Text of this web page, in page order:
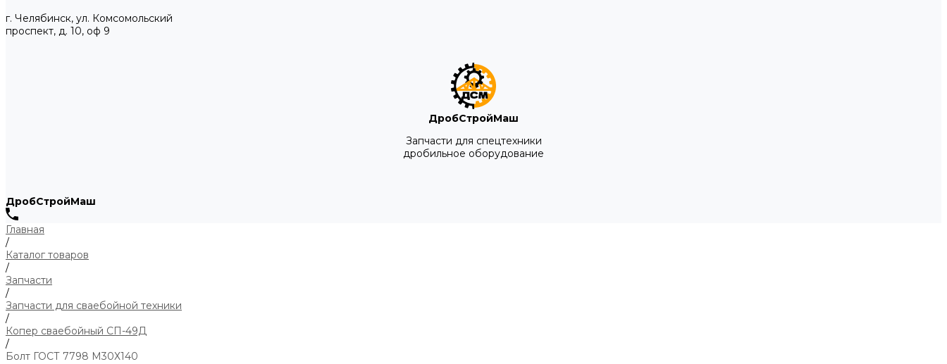
г. Челябинск, ул. Комсомольский
проспект, д. 10, оф 9
ДробСтройМаш
Запчасти для спецтехники
дробильное оборудование
ДробСтройМаш
Главная
/
Каталог товаров
/
Запчасти
/
Запчасти для сваебойной техники
/
Копер сваебойный СП-49Д
/
Болт ГОСТ 7798 М30Х140